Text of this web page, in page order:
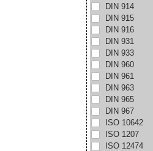
DIN 914
DIN 915
DIN 916
DIN 931
DIN 933
DIN 960
DIN 961
DIN 963
DIN 965
DIN 967
ISO 10642
ISO 1207
ISO 12474